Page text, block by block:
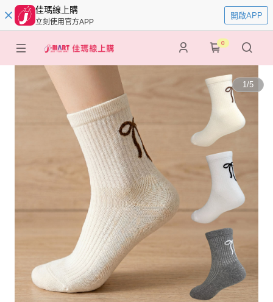
佳瑪線上購
立刻使用官方APP
開啟APP
0
1/5